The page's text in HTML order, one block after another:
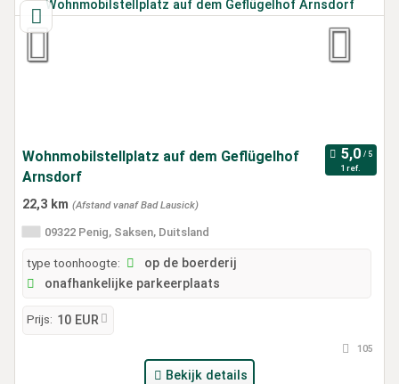
Wohnmobilstellplatz auf dem Geflügelhof
Arnsdorf
1 ref.
22,3 km (Afstand vanaf Bad Lausick)
09322 Penig, Saksen, Duitsland
type toonhoogte:
op de boerderij
onafhankelijke parkeerplaats
Prijs: 10 EUR
105
Bekijk details